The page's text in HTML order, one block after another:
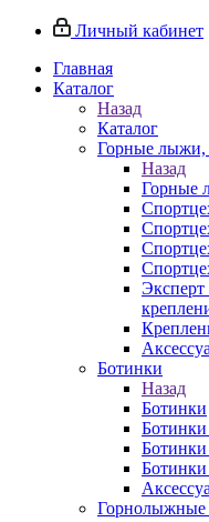
Личный кабинет
Главная
Каталог
Назад
Каталог
Горные лыжи,
Назад
Горные
Ботинки
Назад
Ботинки